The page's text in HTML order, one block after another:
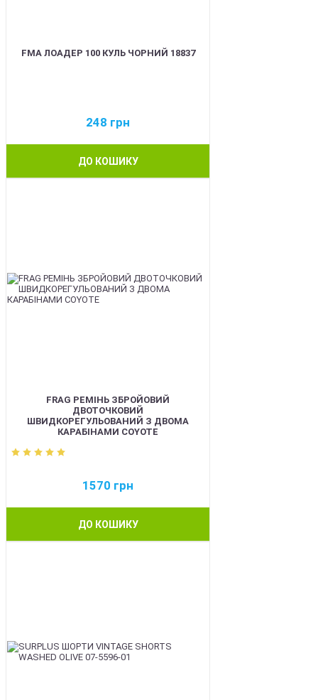
FMA ЛОАДЕР 100 КУЛЬ ЧОРНИЙ 18837
248 грн
ДО КОШИКУ
FRAG РЕМІНЬ ЗБРОЙОВИЙ
ДВОТОЧКОВИЙ
ШВИДКОРЕГУЛЬОВАНИЙ З ДВОМА
КАРАБІНАМИ COYOTE
1570 грн
ДО КОШИКУ